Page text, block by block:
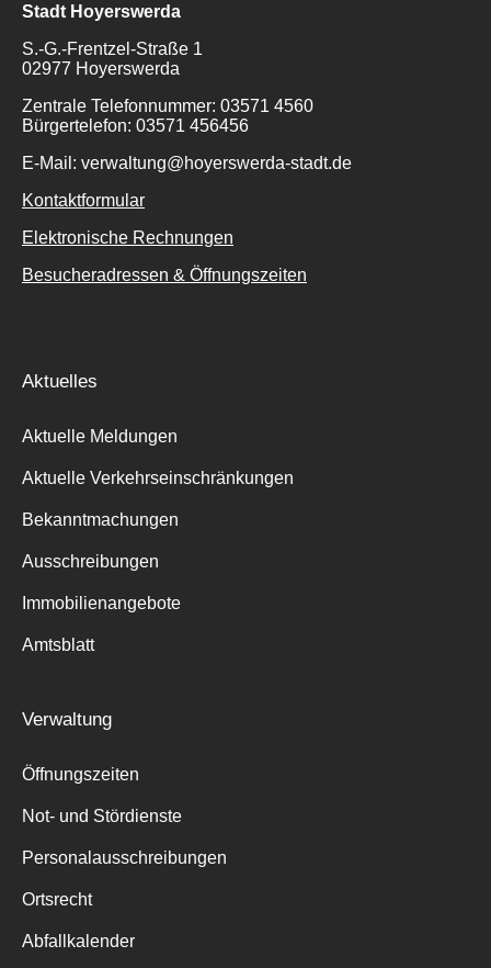
Suche
Stadt Hoyerswerda
S.-G.-Frentzel-Straße 1
02977 Hoyerswerda
Zentrale Telefonnummer: 03571 4560
Bürgertelefon: 03571 456456
E-Mail: verwaltung@hoyerswerda-stadt.de
Kontaktformular
Elektronische Rechnungen
Besucheradressen & Öffnungszeiten
Aktuelles
Aktuelle Meldungen
Aktuelle Verkehrseinschränkungen
Bekanntmachungen
Ausschreibungen
Immobilienangebote
Amtsblatt
Verwaltung
Öffnungszeiten
Not- und Stördienste
Personalausschreibungen
Ortsrecht
Abfallkalender